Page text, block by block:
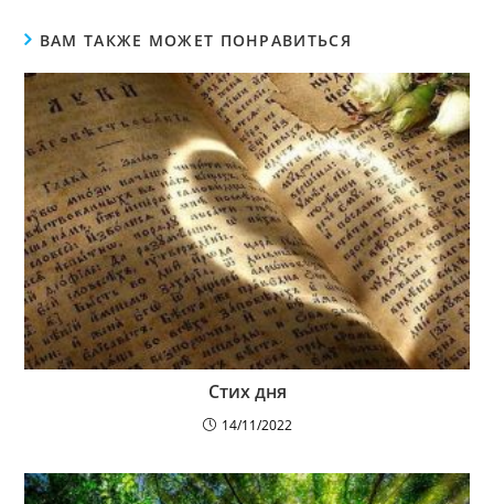
ВАМ ТАКЖЕ МОЖЕТ ПОНРАВИТЬСЯ
Стих дня
14/11/2022